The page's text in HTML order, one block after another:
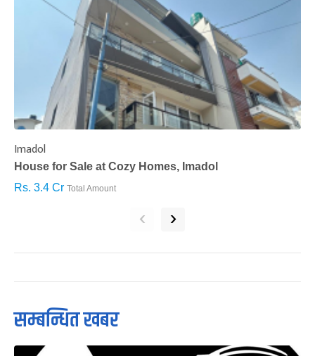
Imadol
House for Sale at Cozy Homes, Imadol
Rs. 3.4 Cr Total Amount
‹ ›
सम्बन्धित खबर